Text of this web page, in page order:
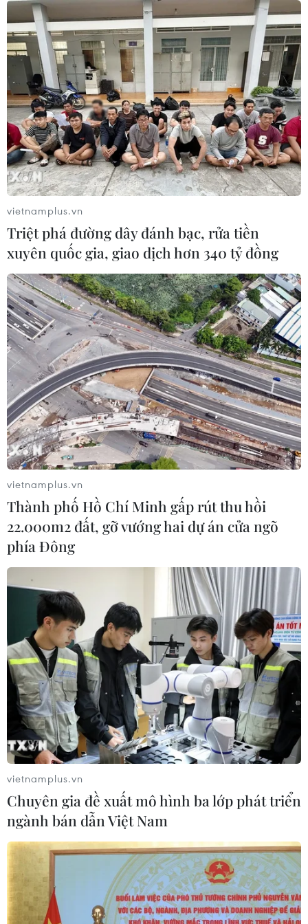
Lào Cai: Khởi tố 2 đối tượng làm giả gạo Séng Cù,
thu giữ hơn 22 tấn
10/08/2026 08:59
Bắt giữ 4 đối tượng trộm chó, dùng súng tự chế tấn
công công an
10/08/2026 04:36
Cảnh báo các thủ đoạn lừa đảo trong mùa tựu
trường
Lào Cai: Khởi tố 2 đối tượng sản xuất, buôn bán
hơn 22 tấn gạo giả Séng Cù
09/08/2026 22:44
Hà Nội: Xử lý dứt điểm 3 vụ việc vi phạm tại hồ
vietnamplus.vn
Triệt phá đường dây đánh bạc, rửa tiền
xuyên quốc gia, giao dịch hơn 340 tỷ đồng
vietnamplus.vn
Thành phố Hồ Chí Minh gấp rút thu hồi
22.000m2 đất, gỡ vướng hai dự án cửa ngõ
phía Đông
vietnamplus.vn
Chuyên gia đề xuất mô hình ba lớp phát triển
ngành bán dẫn Việt Nam